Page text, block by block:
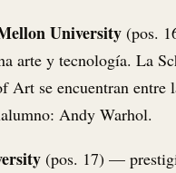
University (pos.
arte y tecnología. La
Art se encuentran entre
Andy Warhol.
(pos. 17) —